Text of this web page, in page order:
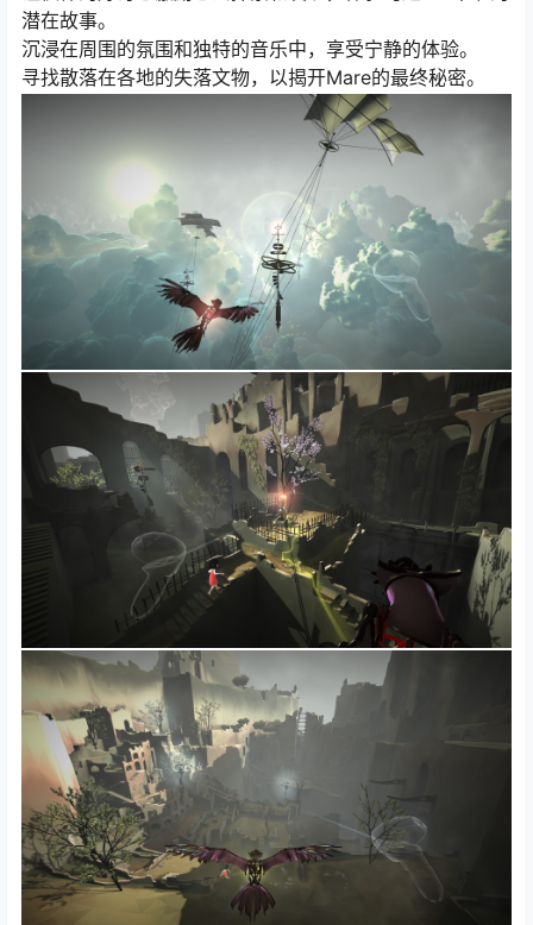
潜在故事。
沉浸在周围的氛围和独特的音乐中，享受宁静的体验。
寻找散落在各地的失落文物，以揭开Mare的最终秘密。